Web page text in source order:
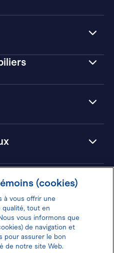
pour gagner 100$
(cookies)
à vous offrir une
qualité, tout en
vous informons que
de navigation et
pour assurer le bon
de notre site Web.